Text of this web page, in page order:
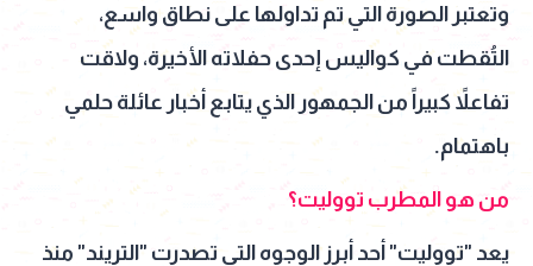
وتعتبر الصورة التي تم تداولها على نطاق واسع،
التُقطت في كواليس إحدى حفلاته الأخيرة، ولاقت
تفاعلاً كبيراً من الجمهور الذي يتابع أخبار عائلة حلمي
باهتمام.
من هو المطرب تووليت؟
يعد "تووليت" أحد أبرز الوجوه التي تصدرت "التريند" منذ